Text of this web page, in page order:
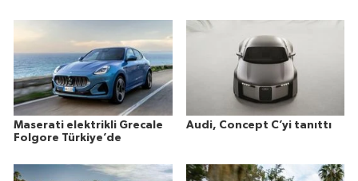
Maserati elektrikli Grecale
Folgore Türkiye’de
Audi, Concept C’yi tanıttı